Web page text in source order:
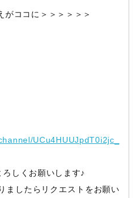
がココに＞＞＞＞＞＞
UCu4HUUJpdT0i2jc_
ろしくお願いします♪
ましたらリクエストをお願い